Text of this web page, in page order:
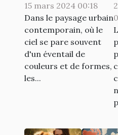
publicitaires
dans les
campagnes de
sensibilisation
15 mars 2024 00:18
Dans le paysage urbain
contemporain, où le
ciel se pare souvent
d'un éventail de
couleurs et de formes,
les...